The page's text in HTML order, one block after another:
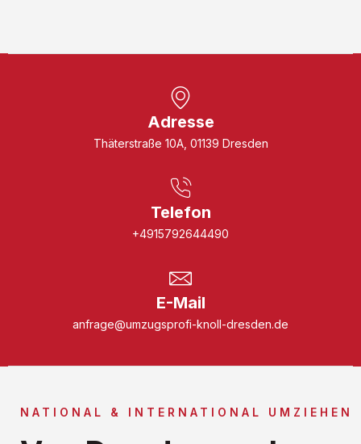
Adresse
Thäterstraße 10A, 01139 Dresden
Telefon
+4915792644490
E-Mail
anfrage@umzugsprofi-knoll-dresden.de
NATIONAL & INTERNATIONAL UMZIEHEN